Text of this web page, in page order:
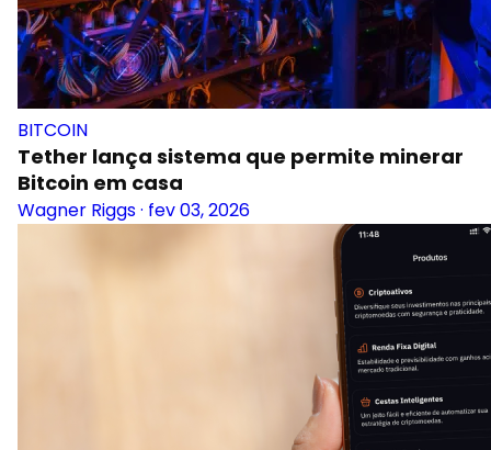
BITCOIN
Tether lança sistema que permite minerar
Bitcoin em casa
Wagner Riggs· fev 03, 2026